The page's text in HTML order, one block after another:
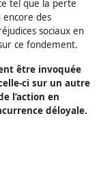
tel que la perte
des
sociaux en
ce fondement.
être invoquée
ci sur un autre
l’action en
déloyale.